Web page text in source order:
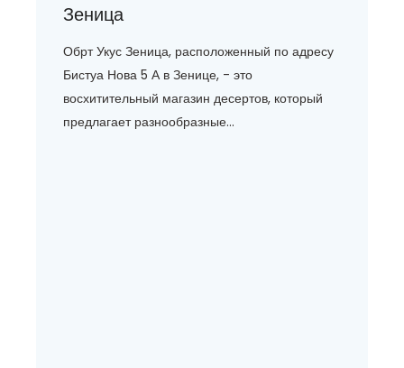
Зеница
Обрт Укус Зеница, расположенный по адресу
Бистуа Нова 5 А в Зенице, - это
восхитительный магазин десертов, который
предлагает разнообразные...